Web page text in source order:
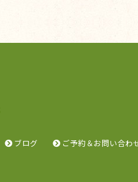
ブログ ご予約＆お問い合わ